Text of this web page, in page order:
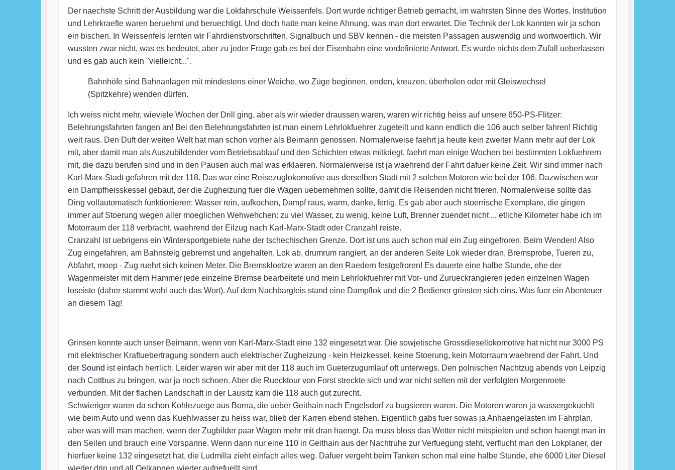
Der naechste Schritt der Ausbildung war die Lokfahrschule Weissenfels. Dort wurde richtiger Betrieb gemacht, im wahrsten Sinne des Wortes. Institution
und Lehrkraefte waren beruehmt und beruechtigt. Und doch hatte man keine Ahnung, was man dort erwartet. Die Technik der Lok kannten wir ja schon
ein bischen. In Weissenfels lernten wir Fahrdienstvorschriften, Signalbuch und SBV kennen - die meisten Passagen auswendig und wortwoertlich. Wir
wussten zwar nicht, was es bedeutet, aber zu jeder Frage gab es bei der Eisenbahn eine vordefinierte Antwort. Es wurde nichts dem Zufall ueberlassen
und es gab auch kein "vielleicht...".
Bahnhöfe sind Bahnanlagen mit mindestens einer Weiche, wo Züge beginnen, enden, kreuzen, überholen oder mit Gleiswechsel
(Spitzkehre) wenden dürfen.
Ich weiss nicht mehr, wieviele Wochen der Drill ging, aber als wir wieder draussen waren, waren wir richtig heiss auf unsere 650-PS-Flitzer:
Belehrungsfahrten fangen an! Bei den Belehrungsfahrten ist man einem Lehrlokfuehrer zugeteilt und kann endlich die 106 auch selber fahren! Richtig
weit raus. Den Duft der weiten Welt hat man schon vorher als Beimann genossen. Normalerweise faehrt ja heute kein zweiter Mann mehr auf der Lok
mit, aber damit man als Auszubildender vom Betriebsablauf und den Schichten etwas mitkriegt, faehrt man einige Wochen bei bestimmten Lokfuehrern
mit, die dazu berufen sind und in den Pausen auch mal was erklaeren. Normalerweise ist ja waehrend der Fahrt dafuer keine Zeit. Wir sind immer nach
Karl-Marx-Stadt gefahren mit der 118. Das war eine Reisezuglokomotive aus derselben Stadt mit 2 solchen Motoren wie bei der 106. Dazwischen war
ein Dampfheisskessel gebaut, der die Zugheizung fuer die Wagen uebernehmen sollte, damit die Reisenden nicht frieren. Normalerweise sollte das
Ding vollautomatisch funktionieren: Wasser rein, aufkochen, Dampf raus, warm, danke, fertig. Es gab aber auch stoerrische Exemplare, die gingen
immer auf Stoerung wegen aller moeglichen Wehwehchen: zu viel Wasser, zu wenig, keine Luft, Brenner zuendet nicht ... etliche Kilometer habe ich im
Motorraum der 118 verbracht, waehrend der Eilzug nach Karl-Marx-Stadt oder Cranzahl reiste.
Cranzahl ist uebrigens ein Wintersportgebiete nahe der tschechischen Grenze. Dort ist uns auch schon mal ein Zug eingefroren. Beim Wenden! Also
Zug eingefahren, am Bahnsteig gebremst und angehalten, Lok ab, drumrum rangiert, an der anderen Seite Lok wieder dran, Bremsprobe, Tueren zu,
Abfahrt, moep - Zug ruehrt sich keinen Meter. Die Bremskloetze waren an den Raedern festgefroren! Es dauerte eine halbe Stunde, ehe der
Wagenmeister mit dem Hammer jede einzelne Bremse bearbeitete und mein Lehrlokfuehrer mit Vor- und Zurueckrangieren jeden einzelnen Wagen
loseiste (daher stammt wohl auch das Wort). Auf dem Nachbargleis stand eine Dampflok und die 2 Bediener grinsten sich eins. Was fuer ein Abenteuer
an diesem Tag!
Grinsen konnte auch unser Beimann, wenn von Karl-Marx-Stadt eine 132 eingesetzt war. Die sowjetische Grossdiesellokomotive hat nicht nur 3000 PS
mit elektrischer Kraftuebertragung sondern auch elektrischer Zugheizung - kein Heizkessel, keine Stoerung, kein Motorraum waehrend der Fahrt. Und
der Sound ist einfach herrlich. Leider waren wir aber mit der 118 auch im Gueterzugumlauf oft unterwegs. Den polnischen Nachtzug abends von Leipzig
nach Cottbus zu bringen, war ja noch schoen. Aber die Ruecktour von Forst streckte sich und war nicht selten mit der verfolgten Morgenroete
verbunden. Mit der flachen Landschaft in der Lausitz kam die 118 auch gut zurecht.
Schwieriger waren da schon Kohlezuege aus Borna, die ueber Geithain nach Engelsdorf zu bugsieren waren. Die Motoren waren ja wassergekuehlt
wie beim Auto und wenn das Kuehlwasser zu heiss war, blieb der Karren ebend stehen. Eigentlich gabs fuer sowas ja Anhaengelasten im Fahrplan,
aber was will man machen, wenn der Zugbilder paar Wagen mehr mit dran haengt. Da muss bloss das Wetter nicht mitspielen und schon haengt man in
den Seilen und brauch eine Vorspanne. Wenn dann nur eine 110 in Geithain aus der Nachtruhe zur Verfuegung steht, verflucht man den Lokplaner, der
hierfuer keine 132 eingesetzt hat, die Ludmilla zieht einfach alles weg. Dafuer vergeht beim Tanken schon mal eine halbe Stunde, ehe 6000 Liter Diesel